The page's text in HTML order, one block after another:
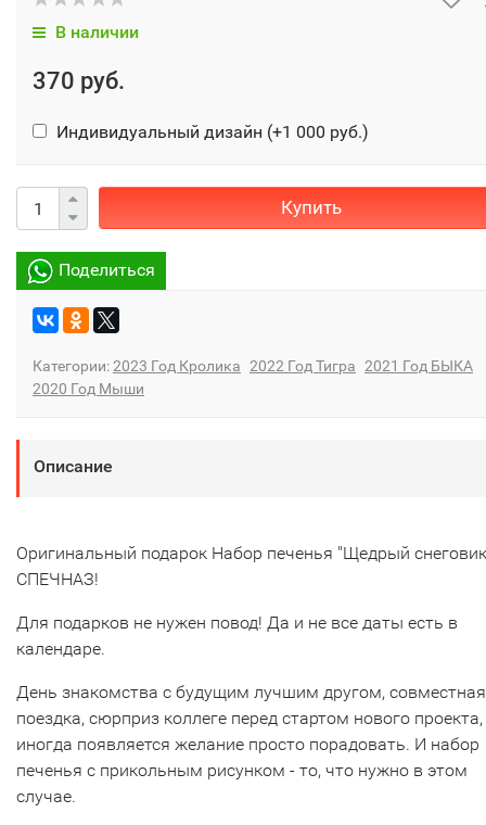
В наличии
370 руб.
Индивидуальный дизайн (+1 000 руб.)
Купить
Поделиться
Категории:2023 Год Кролика 2022 Год Тигра 2021 Год БЫКА
2020 Год Мыши
Описание
Оригинальный подарок Набор печенья "Щедрый
СПЕЧНАЗ!
Для подарков не нужен повод! Да и не все даты есть в
календаре.
День знакомства с будущим лучшим другом, совместная
поездка, сюрприз коллеге перед стартом нового
иногда появляется желание просто порадовать. И набор
печенья с прикольным рисунком - то, что нужно в этом
случае.